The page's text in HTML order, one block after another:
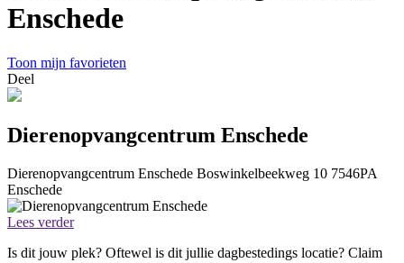
Enschede
Toon mijn favorieten
Deel
Dierenopvangcentrum Enschede
Dierenopvangcentrum Enschede Boswinkelbeekweg 10 7546PA
Enschede
Lees verder
Is dit jouw plek? Oftewel is dit jullie dagbestedings locatie? Claim